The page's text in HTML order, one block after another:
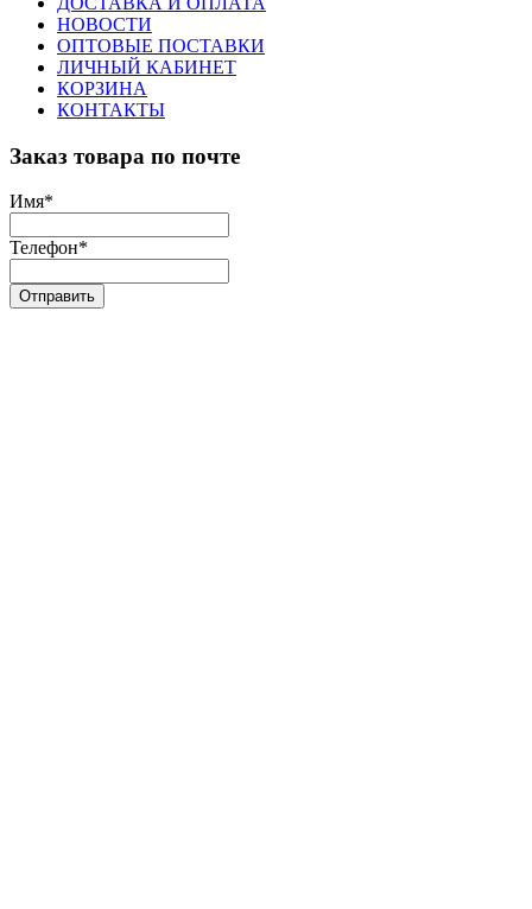
НОВОСТИ
ОПТОВЫЕ ПОСТАВКИ
ЛИЧНЫЙ КАБИНЕТ
КОРЗИНА
КОНТАКТЫ
Заказ товара по почте
Имя*
Телефон*
Отправить